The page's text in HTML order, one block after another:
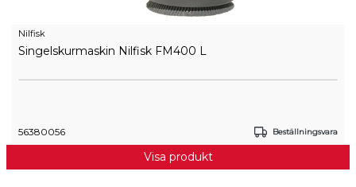
Nilfisk
Singelskurmaskin Nilfisk FM400 L
56380056 Beställningsvara
Visa produkt